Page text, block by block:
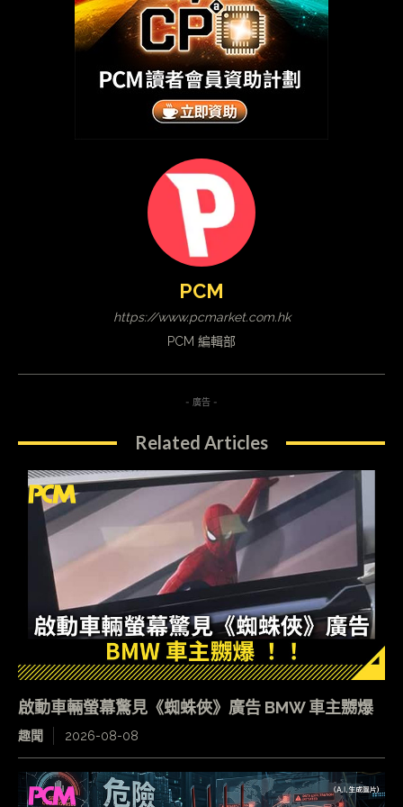
PCM
https://www.pcmarket.com.hk
PCM 編輯部
- 廣告 -
Related Articles
啟動車輛螢幕驚見《蜘蛛俠》廣告 BMW 車主嬲爆
趣聞 2026-08-08